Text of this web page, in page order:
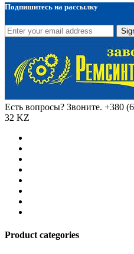
Подпишитесь на рассылку
Есть вопросы? Звоните. +380
32 KZ
Product categories